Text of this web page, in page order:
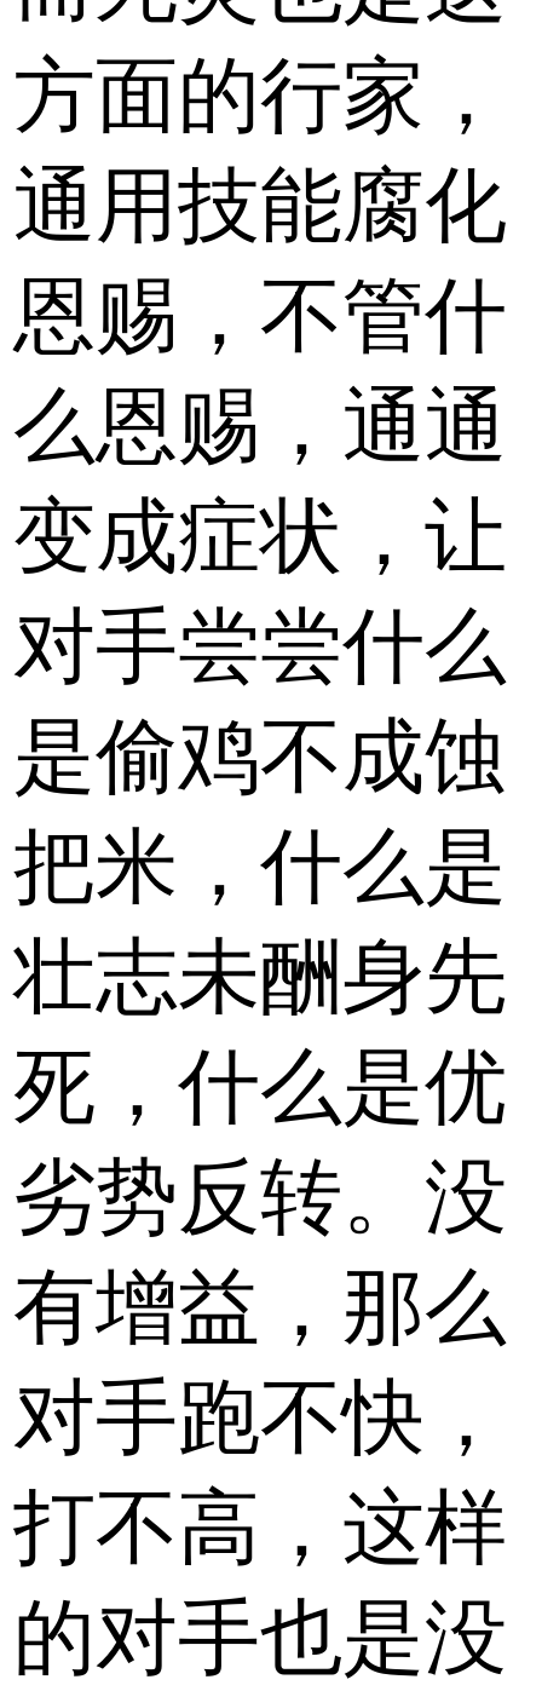
方面的行家，
通用技能腐化
恩赐，不管什
么恩赐，通通
变成症状，让
对手尝尝什么
是偷鸡不成蚀
把米，什么是
壮志未酬身先
死，什么是优
劣势反转。没
有增益，那么
对手跑不快，
打不高，这样
的对手也是没